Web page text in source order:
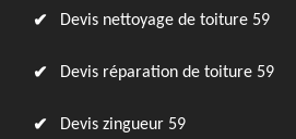
Devis nettoyage de toiture 59
Devis réparation de toiture 59
Devis zingueur 59